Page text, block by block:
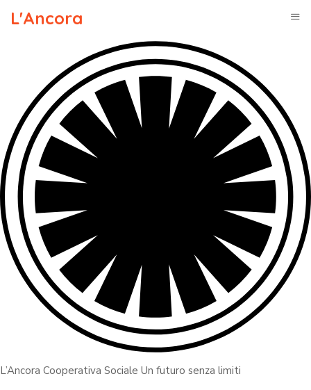
L'Ancora
L’Ancora Cooperativa Sociale Un futuro senza limiti